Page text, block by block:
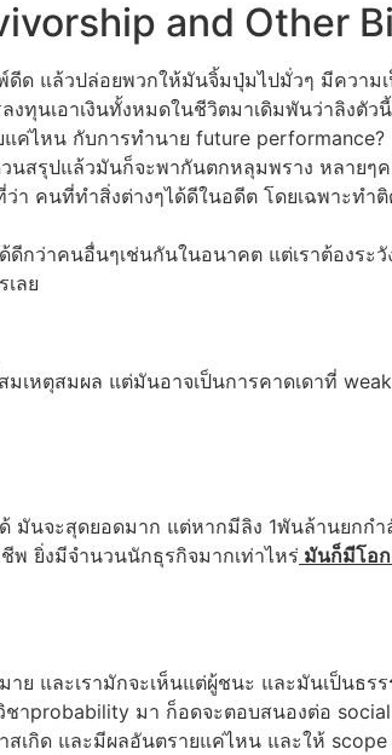
and Other
ด แล้วปล่อยพวกให้มันจิ้มปุ่มไปมั่วๆ มีควา
นเอาเงินทั้งหมดในชีวิตมาเดิมพันว่าลิงตั
ค่ไหน กับการทำนาย future performance?
รุปแล้วมันก็จะพากันตกหลุมพราง หลายๆค
คนที่ทำสิ่งต่างๆได้ดีในอดีต โดยเฉพาะท
ว่าคนอื่นๆเช่นกันในอนาคต แต่เราต้องระ
ลย
เหตุสมผล แต่มันอาจเป็นการคาดเดาที่
นจะสุดยอดมาก แต่หากมีลิง 1พันล้านยกก
พ ยิ่งมีจำนวนนักธุรกิจมากเท่าไหร่ มันก็มีโอก
และเรามักจะเห็นแต่ผู้ชนะ และมันเป็นธร
าprobability มา ก็อดจะตอบสนองต่อ
สเกิด และมีผลอันตรายแค่ไหน และให้